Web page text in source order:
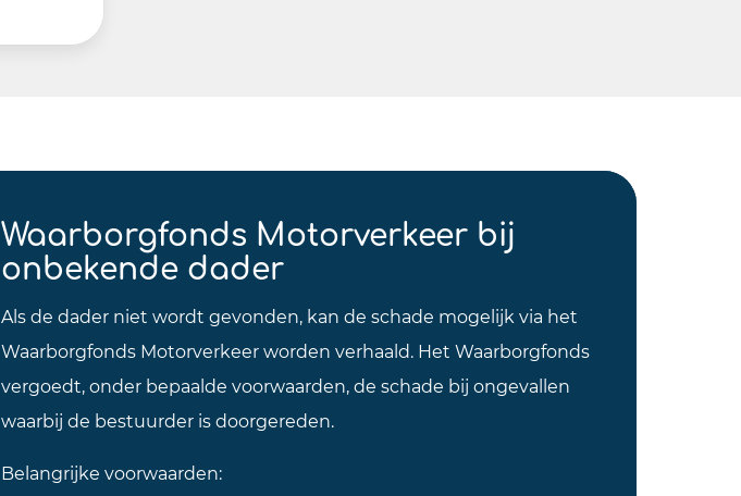
Waarborgfonds Motorverkeer bij
onbekende dader
Als de dader niet wordt gevonden, kan de schade mogelijk via het
Waarborgfonds Motorverkeer worden verhaald. Het Waarborgfonds
vergoedt, onder bepaalde voorwaarden, de schade bij ongevallen
waarbij de bestuurder is doorgereden.
Belangrijke voorwaarden: